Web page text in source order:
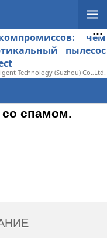
чем
пылесос
Technology (Suzhou) Co.,Ltd.
спамом.